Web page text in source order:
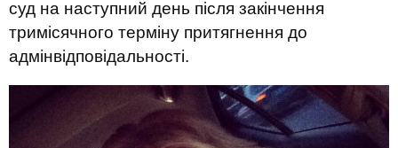
суд на наступний день після закінчення
тримісячного терміну притягнення до
адмінвідповідальності.